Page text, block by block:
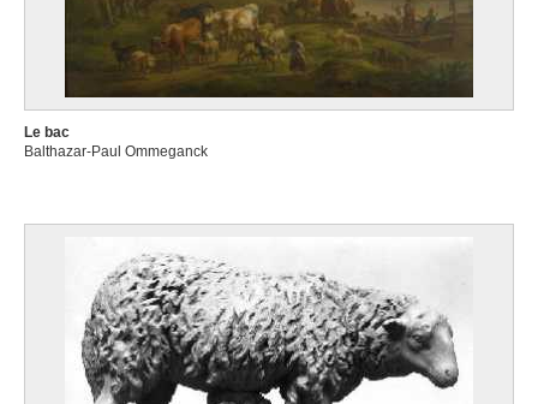
Le bac
Balthazar-Paul Ommeganck